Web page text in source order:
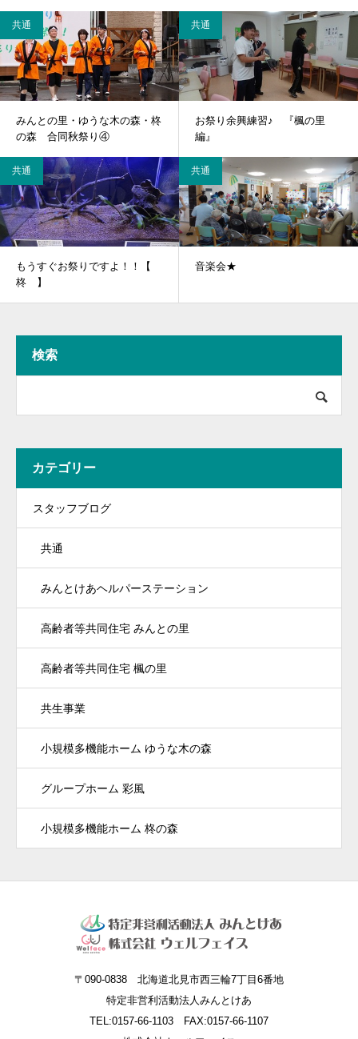
共通
みんとの里・ゆうな木の森・柊
の森 合同秋祭り④
共通
お祭り余興練習♪ 『楓の里
編』
共通
もうすぐお祭りですよ！！【
柊 】
共通
音楽会★
検索
カテゴリー
スタッフブログ
共通
みんとけあヘルパーステーション
高齢者等共同住宅 みんとの里
高齢者等共同住宅 楓の里
共生事業
小規模多機能ホーム ゆうな木の森
グループホーム 彩風
小規模多機能ホーム 柊の森
〒090-0838 北海道北見市西三輪7丁目6番地
特定非営利活動法人みんとけあ
TEL:0157-66-1103 FAX:0157-66-1107